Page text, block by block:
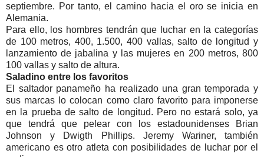
septiembre. Por tanto, el camino hacia el oro se inicia en
Alemania.
Para ello, los hombres tendrán que luchar en la categorías
de 100 metros, 400, 1.500, 400 vallas, salto de longitud y
lanzamiento de jabalina y las mujeres en 200 metros, 800
100 vallas y salto de altura.
Saladino entre los favoritos
El saltador panameño ha realizado una gran temporada y
sus marcas lo colocan como claro favorito para imponerse
en la prueba de salto de longitud. Pero no estará solo, ya
que tendrá que pelear con los estadounidenses Brian
Johnson y Dwigth Phillips. Jeremy Wariner, también
americano es otro atleta con posibilidades de luchar por el